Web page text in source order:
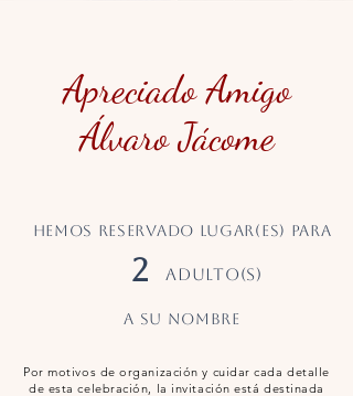
Apreciado Amigo
Álvaro Jácome
Hemos reservado LUGAR(ES) PARA
2 ADULTO(S)
a su nombre
Por motivos de organización y cuidar cada detalle
de esta celebración, la invitación está destinada